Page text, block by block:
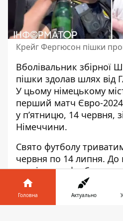
Крейг Фергюсон пішки
Вболівальник збірної
пішки здолав шлях від
У цьому німецькому
перший матч Євро-
у п’ятницю, 14 червня,
Німеччини.
Свято футболу
червня по 14 липня. До
сотні тисяч
різних куточків
шанувальник збірної
Фергюсон вирішив
Головна Актуально